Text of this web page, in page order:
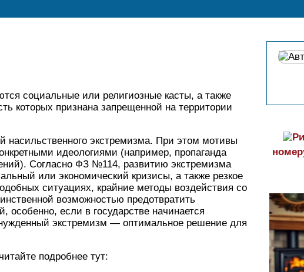
социальные или религиозные касты, а также
которых признана запрещенной на территории
насильственного экстремизма. При этом мотивы
идеологиями (например, пропаганда
Согласно ФЗ №114, развитию экстремизма
или экономический кризисы, а также резкое
ситуациях, крайние методы воздействия со
возможностью предотвратить
особенно, если в государстве начинается
экстремизм — оптимальное решение для
подробнее тут: